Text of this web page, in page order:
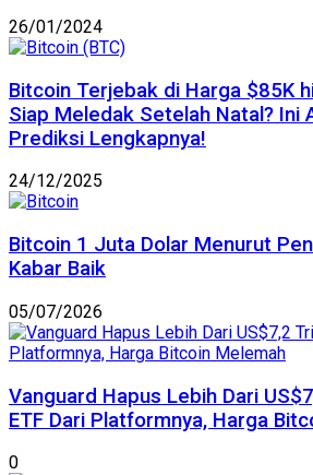
26/01/2024
Bitcoin Terjebak di Harga $85K
Siap Meledak Setelah Natal? Ini
Prediksi Lengkapnya!
24/12/2025
Bitcoin 1 Juta Dolar Menurut
Kabar Baik
05/07/2026
Vanguard Hapus Lebih Dari
ETF Dari Platformnya, Harga
0